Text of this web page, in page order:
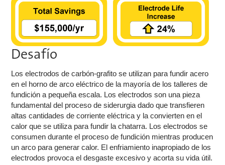
Desafío
Los electrodos de carbón-grafito se utilizan para fundir acero
en el horno de arco eléctrico de la mayoría de los talleres de
fundición a pequeña escala. Los electrodos son una pieza
fundamental del proceso de siderurgia dado que transfieren
altas cantidades de corriente eléctrica y la convierten en el
calor que se utiliza para fundir la chatarra. Los electrodos se
consumen durante el proceso de fundición mientras producen
un arco para generar calor. El enfriamiento inapropiado de los
electrodos provoca el desgaste excesivo y acorta su vida útil.